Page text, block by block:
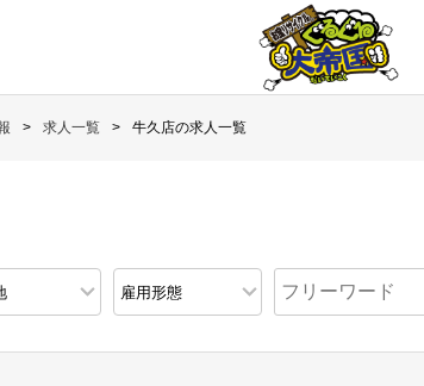
求人一覧 牛久店の求人一覧